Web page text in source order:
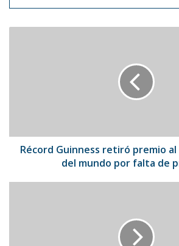
del
mundo
Récord Guinness retiró premio
del mundo por falta de